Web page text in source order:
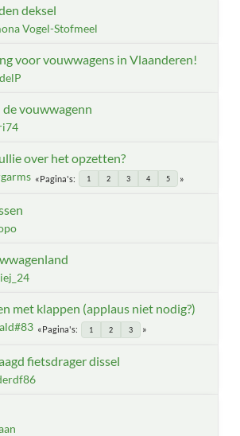
deksel
Vogel-Stofmeel
voor vouwwagens in Vlaanderen!
vouwwagenn
over het opzetten?
Pagina's 1 2 3 4 5
met klappen (applaus niet nodig?)
Pagina's 1 2 3
fietsdrager dissel